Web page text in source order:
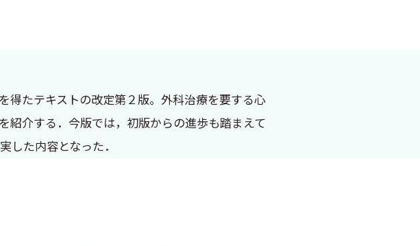
得たテキストの改定第２版。外科治療を要する心
紹介する．今版では，初版からの進歩も踏まえて
した内容となった．